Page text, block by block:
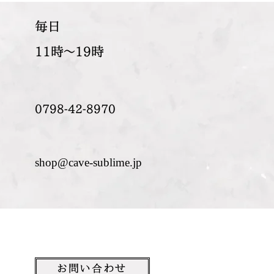
​毎日
11時～19時
0798-42-8970
shop@cave-sublime.jp
お問い合わせ